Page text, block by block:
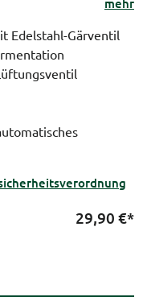
Edelstahl-Gärventil
29,90 €*